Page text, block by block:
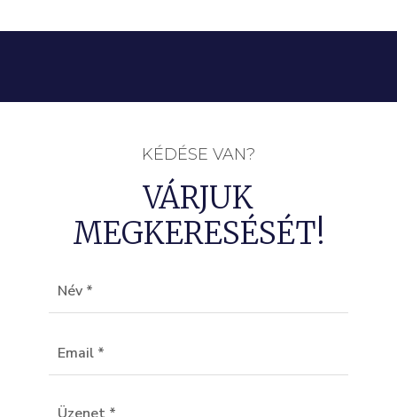
KÉDÉSE VAN?
VÁRJUK
MEGKERESÉSÉT!